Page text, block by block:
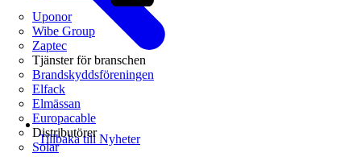
Uponor
Wibe Group
Zaptec
Tjänster för branschen
Brandskyddsföreningen
Elfack
Elmässan
Europacable
Distributörer
Solar
Tillbaka till Nyheter